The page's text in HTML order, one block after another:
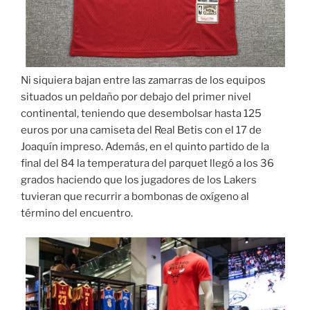
Ni siquiera bajan entre las zamarras de los equipos
situados un peldaño por debajo del primer nivel
continental, teniendo que desembolsar hasta 125
euros por una camiseta del Real Betis con el 17 de
Joaquín impreso. Además, en el quinto partido de la
final del 84 la temperatura del parquet llegó a los 36
grados haciendo que los jugadores de los Lakers
tuvieran que recurrir a bombonas de oxígeno al
término del encuentro.